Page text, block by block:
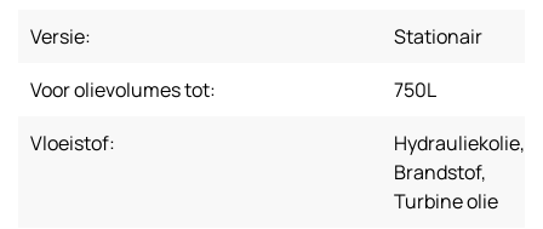
Versie:
Stationair
Voor olievolumes tot:
750L
Vloeistof:
Hydrauliekolie,
Brandstof,
Turbine olie